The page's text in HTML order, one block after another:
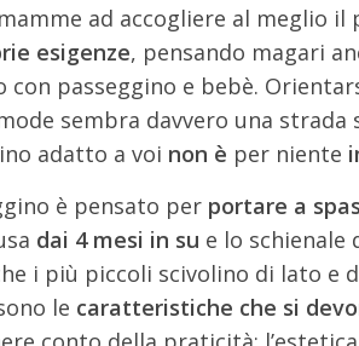
ad accogliere al meglio il
esigenze, pensando magari
con passeggino e bebè.
sembra davvero una
adatto a voi non è per niente
è pensato per portare a
dai 4 mesi in su e lo
i più piccoli scivolino di lato e
le caratteristiche che si